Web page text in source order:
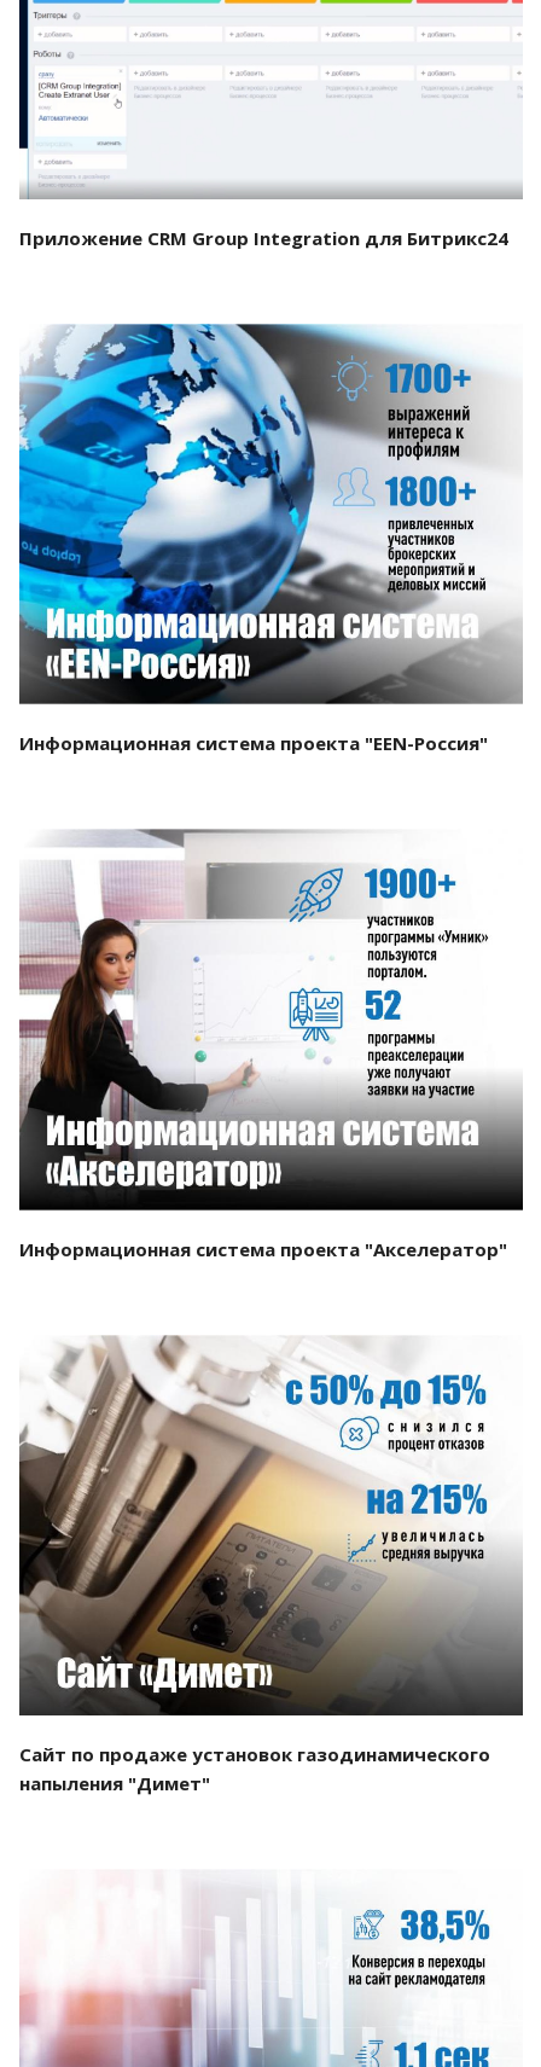
Смотреть проект
Приложение CRM Group Integration для Битрикс24
Смотреть проект
Информационная система проекта "EEN-Россия"
Смотреть проект
Информационная система проекта "Акселератор"
Смотреть проект
Сайт по продаже установок газодинамического
напыления "Димет"